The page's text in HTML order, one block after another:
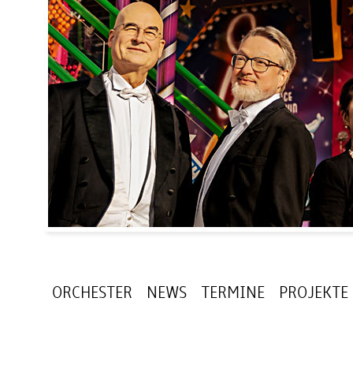
ORCHESTER NEWS TERMINE PROJEKTE